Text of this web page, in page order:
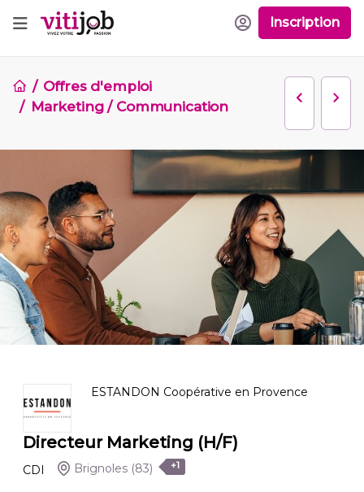
Inscription
Offres d'emploi
Marketing / Communication
ESTANDON Coopérative en Provence
Directeur Marketing (H/F)
CDI Brignoles (83) +1